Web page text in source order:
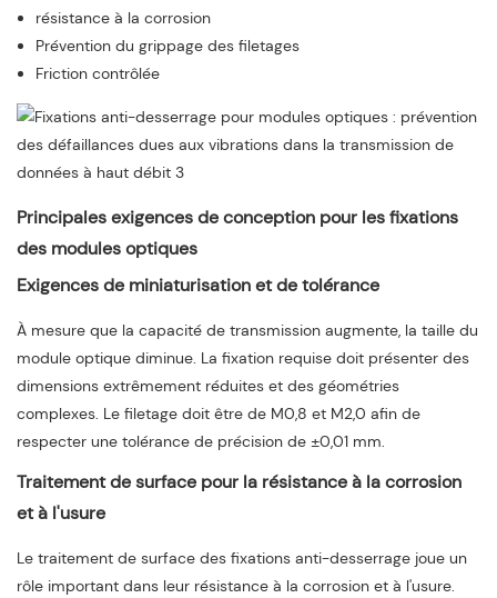
résistance à la corrosion
Prévention du grippage des filetages
Friction contrôlée
Principales exigences de conception pour les fixations
des modules optiques
Exigences de miniaturisation et de tolérance
À mesure que la capacité de transmission augmente, la taille du
module optique diminue. La fixation requise doit présenter des
dimensions extrêmement réduites et des géométries
complexes. Le filetage doit être de M0,8 et M2,0 afin de
respecter une tolérance de précision de ±0,01 mm.
Traitement de surface pour la résistance à la corrosion
et à l'usure
Le traitement de surface des fixations anti-desserrage joue un
rôle important dans leur résistance à la corrosion et à l'usure.